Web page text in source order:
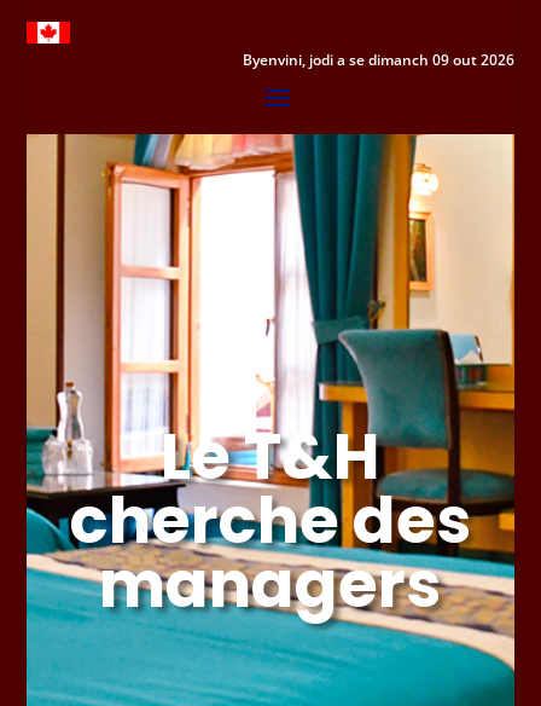
Byenvini, jodi a se dimanch 09 out 2026
Le T&H
cherche des
managers